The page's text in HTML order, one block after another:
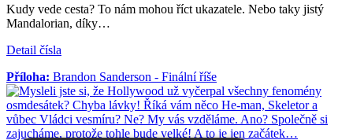
Kudy vede cesta? To nám mohou říct ukazatele. Nebo taky jistý
Mandalorian, díky…
Detail čísla
Příloha: Brandon Sanderson - Finální říše